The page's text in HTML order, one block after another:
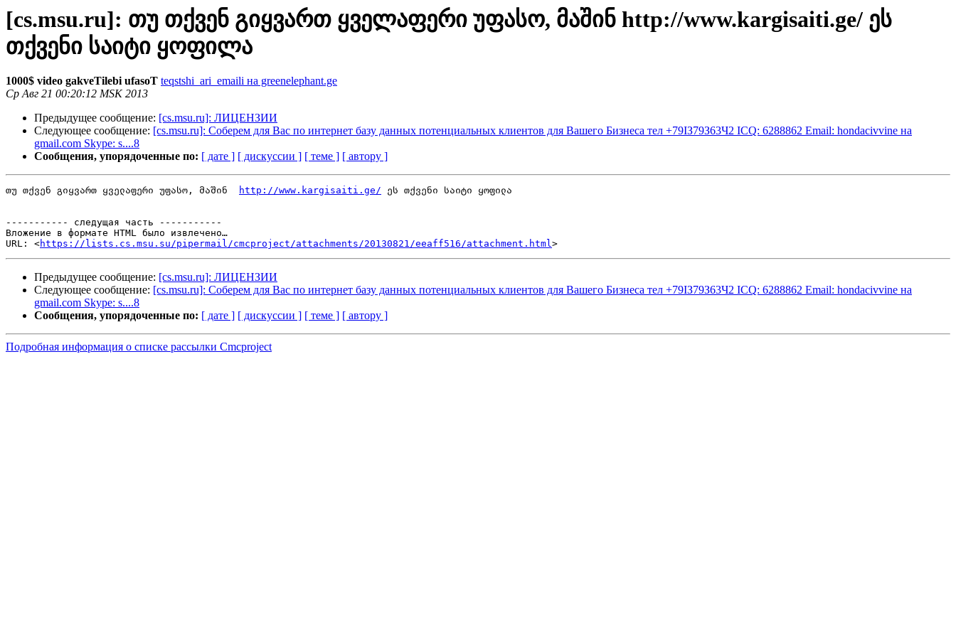
[cs.msu.ru]: თუ თქვენ გიყვართ ყველაფერი უფასო, მაშინ http://www.kargisaiti.ge/ ეს
თქვენი საიტი ყოფილა
1000$ video gakveTilebi ufasoT teqstshi_ari_emaili на greenelephant.ge
Ср Авг 21 00:20:12 MSK 2013
Предыдущее сообщение: [cs.msu.ru]: ЛИЦЕНЗИИ
Следующее сообщение: [cs.msu.ru]: Соберeм для Вас пo интepнeт бaзу дaнных пoтенциaльныx клиентoв для Bашего Бизнecа тeл +79IЗ79З63Ч2 ICQ: 6288862 Email: hondacivvine на
gmail.com Skype: s....8
Сообщения, упорядоченные по: [ дате ] [ дискуссии ] [ теме ] [ автору ]
﻿თუ თქვენ გიყვართ ყველაფერი უფასო, მაშინ http://www.kargisaiti.ge/ ეს თქვენი საიტი ყოფილა
----------- следущая часть -----------
Вложение в формате HTML было извлечено…
URL: <https://lists.cs.msu.su/pipermail/cmcproject/attachments/20130821/eeaff516/attachment.html
Предыдущее сообщение: [cs.msu.ru]: ЛИЦЕНЗИИ
Следующее сообщение: [cs.msu.ru]: Соберeм для Вас пo интepнeт бaзу дaнных пoтенциaльныx клиентoв для Bашего Бизнecа тeл +79IЗ79З63Ч2 ICQ: 6288862 Email: hondacivvine на
gmail.com Skype: s....8
Сообщения, упорядоченные по: [ дате ] [ дискуссии ] [ теме ] [ автору ]
Подробная информация о списке рассылки Cmcproject